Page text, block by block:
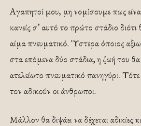
Αγαπητοί μου, μη νομίσουμε πως
κανείς σ’ αυτό το πρώτο στάδιο διότι
αίμα πνευματικό. Ύστερα όποιος
στα επόμενα δύο στάδια, η ζωή του θα
ατελείωτο πνευματικό πανηγύρι.
τον αδικούν οι άνθρωποι.
Μάλλον θα διψάει να δέχεται αδικίες